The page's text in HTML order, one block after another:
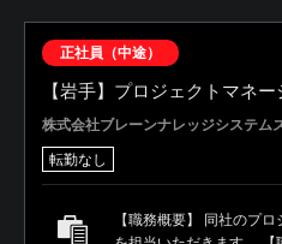
正社員（中途）
【岩手】プロジェクトマネー
株式会社ブレーンナレッジシステム
転勤なし
【職務概要】 同社のプ